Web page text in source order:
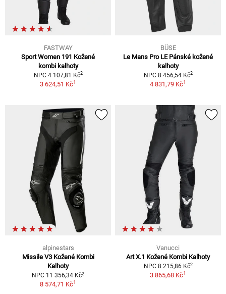
FASTWAY
Sport Women 191 Kožené
kombi kalhoty
NPC 4 107,81 Kč2
3 624,51 Kč1
BÜSE
Le Mans Pro LE Pánské kožené
kalhoty
NPC 8 456,54 Kč2
4 831,79 Kč1
alpinestars
Missile V3 Kožené Kombi
Kalhoty
NPC 11 356,34 Kč2
8 574,71 Kč1
Vanucci
Art X.1 Kožené Kombi Kalhoty
NPC 8 215,86 Kč2
3 865,68 Kč1